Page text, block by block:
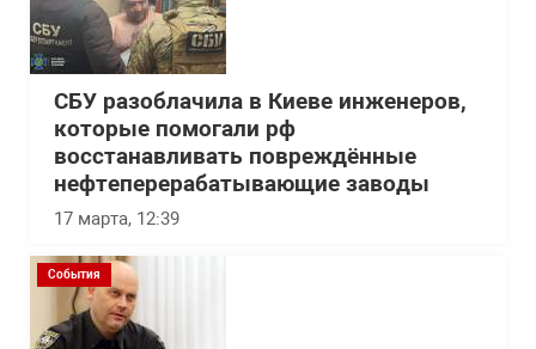
СБУ разоблачила в Киеве инженеров,
которые помогали рф
восстанавливать повреждённые
нефтеперерабатывающие заводы
17 марта, 12:39
События